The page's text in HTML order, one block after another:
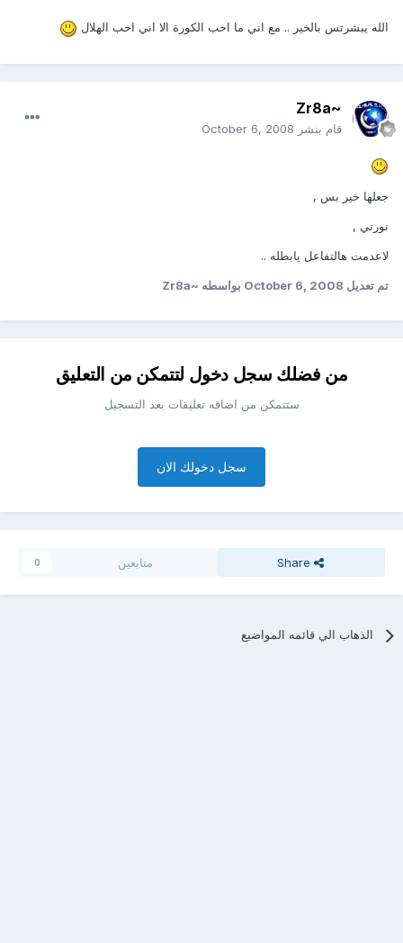
الله يبشرتس بالخير .. مع اني ما احب الكورة الا اني احب الهلال
~Zr8a
قام بنشر October 6, 2008
جعلها خير بس ,
نورتي ,
لاعدمت هالتفاعل يابطله ..
تم تعديل October 6, 2008بواسطه ~Zr8a
من فضلك سجل دخول لتتمكن من التعليق
ستتمكن من اضافه تعليقات بعد التسجيل
سجل دخولك الان
Share متابعين 0
الذهاب الي قائمه المواضيع